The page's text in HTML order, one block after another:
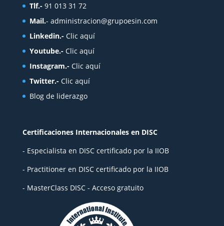
Tlf.- 91 013 31 72
Mail.- administracion@grupoesin.com
Linkedin.- Clic aquí
Youtube.- Clic aquí
Instagram.- Clic aquí
Twitter.- Clic aquí
Blog de liderazgo
Certificaciones Internacionales en DISC
- Especialista en DISC certificado por la IIOB
- Practitioner en DISC certificado por la IIOB
- MasterClass DISC - Acceso gratuito